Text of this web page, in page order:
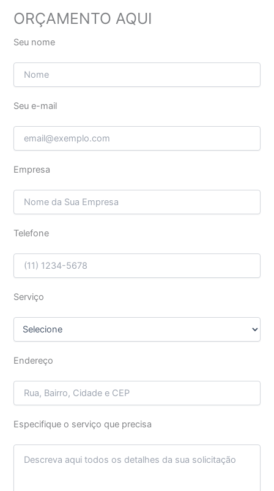
ORÇAMENTO AQUI
Seu nome
Seu e-mail
Empresa
Telefone
Serviço
Endereço
Especifique o serviço que precisa